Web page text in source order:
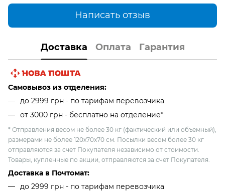
Написать отзыв
Доставка Оплата Гарантия
Самовывоз из отделения:
до 2999 грн - по тарифам перевозчика
от 3000 грн - бесплатно на отделение*
* Отправления весом не более 30 кг (фактический или объемный),
размерами не более 120х70х70 см. Посылки весом более 30 кг
отправляются за счет Покупателя независимо от стоимости.
Товары, купленные по акции, отправляются за счет Покупателя.
Доставка в Почтомат:
до 2999 грн - по тарифам перевозчика